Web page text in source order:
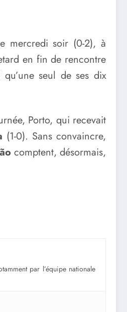
mercredi soir (0-2), à
en fin de rencontre
seul de ses dix
Porto, qui recevait
(1-0). Sans convaincre,
comptent, désormais,
par l’équipe nationale